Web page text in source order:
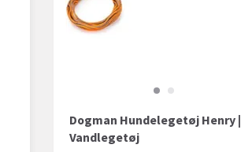
Dogman Hundelegetøj Henry |
Vandlegetøj